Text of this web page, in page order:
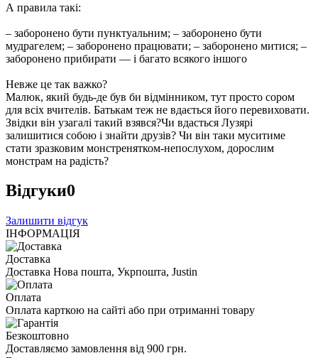
А правила такі:
– заборонено бути пунктуальним; – заборонено бути
мудрагелем; – заборонено працювати; – заборонено митися; –
заборонено прибирати — і багато всякого іншого
Невже це так важко?
Малюк, який будь-де був би відмінником, тут просто сором
для всіх вчителів. Батькам теж не вдається його перевиховати.
Звідки він узагалі такий взявся?Чи вдасться Лузярі
залишитися собою і знайти друзів? Чи він таки муситиме
стати зразковим монстренятком-непослухом, дорослим
монстрам на радість?
Відгуки0
Залишити відгук
ІНФОРМАЦІЯ
Доставка
Доставка Нова пошта, Укрпошта, Justin
Оплата
Оплата карткою на сайті або при отриманні товару
Безкоштовно
Доставляємо замовлення від 900 грн.